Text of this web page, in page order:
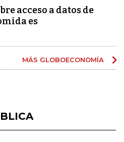
acceso a datos de
es
MÁS GLOBOECONOMÍA